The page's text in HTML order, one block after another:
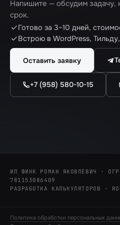
Напишите — обсудим задачу,
срок.
Готово за 3–10 дней,
Встрою в WordPress,
Оставить заявку
+7 (958) 580-10-15
ИП ФИНК РОМАН ЯКОВЛЕВИЧ ·
781153086409
РАЗРАБОТКА КАЛЬКУЛЯТОРОВ ·
Политика обработки персональных